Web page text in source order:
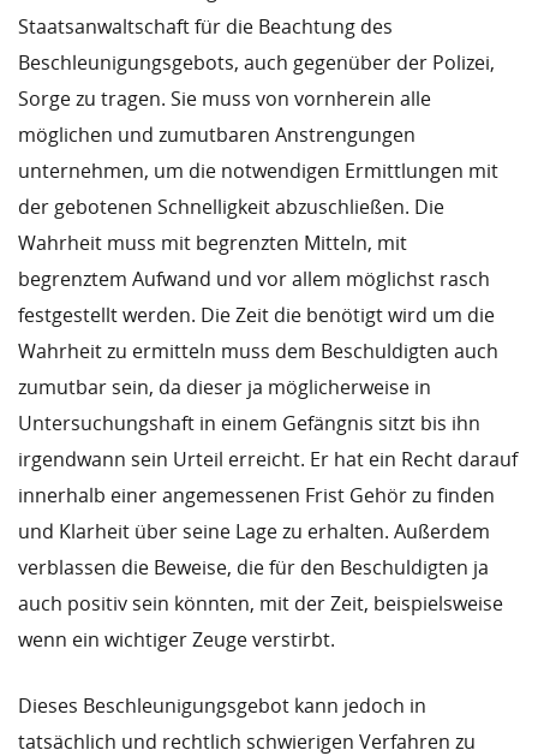
Staatsanwaltschaft für die Beachtung des
Beschleunigungsgebots, auch gegenüber der Polizei,
Sorge zu tragen. Sie muss von vornherein alle
möglichen und zumutbaren Anstrengungen
unternehmen, um die notwendigen Ermittlungen mit
der gebotenen Schnelligkeit abzuschließen. Die
Wahrheit muss mit begrenzten Mitteln, mit
begrenztem Aufwand und vor allem möglichst rasch
festgestellt werden. Die Zeit die benötigt wird um die
Wahrheit zu ermitteln muss dem Beschuldigten auch
zumutbar sein, da dieser ja möglicherweise in
Untersuchungshaft in einem Gefängnis sitzt bis ihn
irgendwann sein Urteil erreicht. Er hat ein Recht darauf
innerhalb einer angemessenen Frist Gehör zu finden
und Klarheit über seine Lage zu erhalten. Außerdem
verblassen die Beweise, die für den Beschuldigten ja
auch positiv sein könnten, mit der Zeit, beispielsweise
wenn ein wichtiger Zeuge verstirbt.
Dieses Beschleunigungsgebot kann jedoch in
tatsächlich und rechtlich schwierigen Verfahren zu